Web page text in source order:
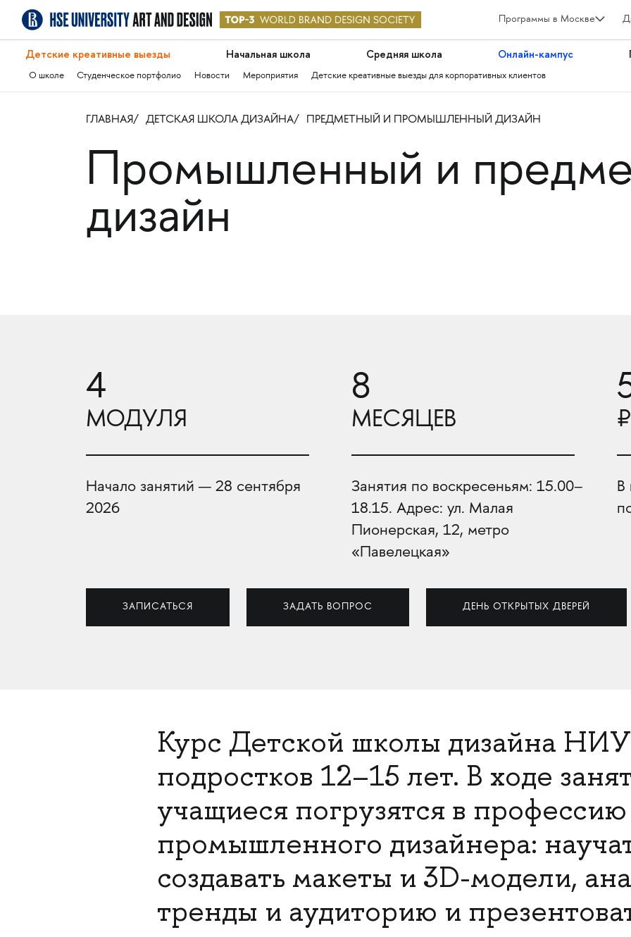
Программы в Москве
Детские креативные выезды Начальная школа Средняя школа Онлайн-кампус
О школе Студенческое портфолио Новости Мероприятия Детские креативные выезды для корпоративных клиентов
ГЛАВНАЯ ДЕТСКАЯ ШКОЛА ДИЗАЙНА ПРЕДМЕТНЫЙ И ПРОМЫШЛЕННЫЙ ДИЗАЙН
Промышленный и
дизайн
4
МОДУЛЯ
Начало занятий — 28 сентября
2026
8
МЕСЯЦЕВ
Занятия по воскресеньям: 15.00–
18.15. Адрес: ул. Малая
Пионерская, 12, метро
«Павелецкая»
В
ЗАПИСАТЬСЯ ЗАДАТЬ ВОПРОС ДЕНЬ ОТКРЫТЫХ ДВЕРЕЙ
Курс Детской школы дизайна
подростков 12–15 лет. В ходе
учащиеся погрузятся в профессию
промышленного дизайнера:
создавать макеты и 3D-модели,
тренды и аудиторию и